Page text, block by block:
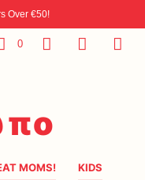
Over €50!
0
MOMS! KIDS